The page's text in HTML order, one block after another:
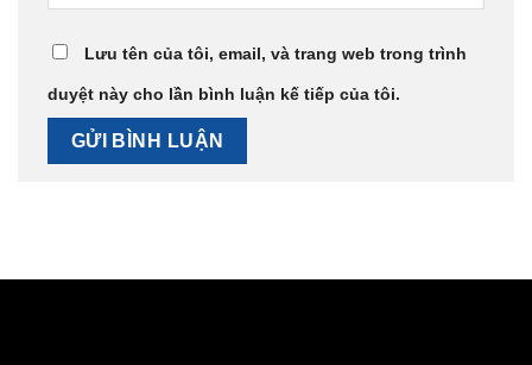
Lưu tên của tôi, email, và trang web trong trình
duyệt này cho lần bình luận kế tiếp của tôi.